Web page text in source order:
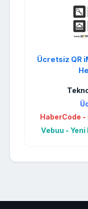
Ücretsiz QR
HaberCode -
Vebuu -